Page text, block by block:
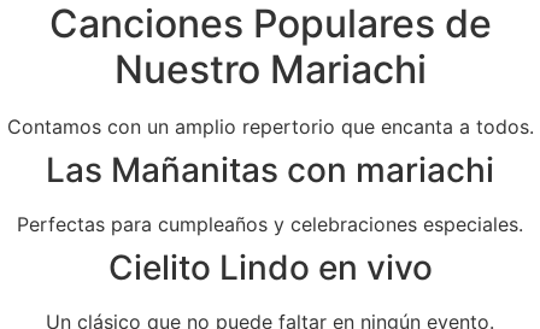
Canciones Populares de
Nuestro Mariachi
Contamos con un amplio repertorio que encanta a todos.
Las Mañanitas con mariachi
Perfectas para cumpleaños y celebraciones especiales.
Cielito Lindo en vivo
Un clásico que no puede faltar en ningún evento.